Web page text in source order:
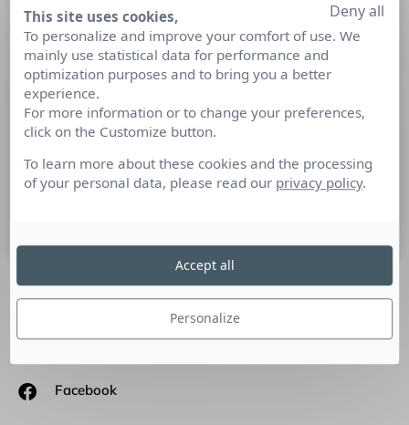
Marketing de l’engagement : les
marques sont-elles vraiment passées
à l’action ?
La crise sanitaire semblant avoir accéléré la prise de
planète, de coconstruire une meilleure société, d’exprimer
ses valeurs…
SUIVEZ-NOUS
Facebook
This site uses cookies,
To personalize and improve your comfort of use. We
mainly use statistical data for performance and
optimization purposes and to bring you a better
experience.
For more information or to change your preferences,
click on the Customize button.
To learn more about these cookies and the processing
of your personal data, please read our privacy policy.
Personalize
Deny all
Accept all